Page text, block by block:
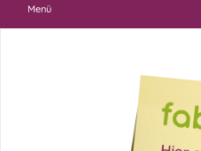
Menü